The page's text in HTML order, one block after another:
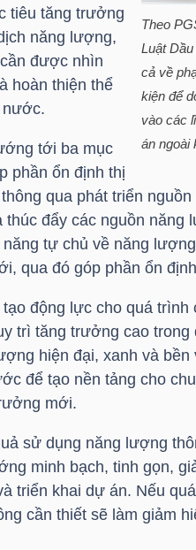
Theo
Luật
cả về
kiện để
vào các
án ngoài
tiêu tăng trưởng
năng lượng,
được nhìn
hoàn thiện thể
nước.
tới ba mục
phần ổn định thị
qua phát triển
đẩy các nguồn
tự chủ về năng
qua đó góp phần ổn
động lực cho quá trình
trì tăng trưởng cao
hiện đại, xanh và bền
để tạo nền tảng cho
mới.
sử dụng năng lượng
minh bạch, tinh gọn,
triển khai dự án. Nếu
cần thiết sẽ làm giảm